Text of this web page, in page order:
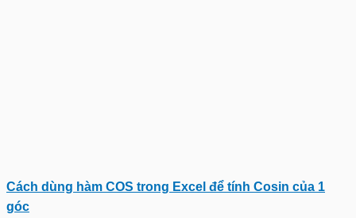
Cách dùng hàm COS trong Excel để tính Cosin của 1
góc